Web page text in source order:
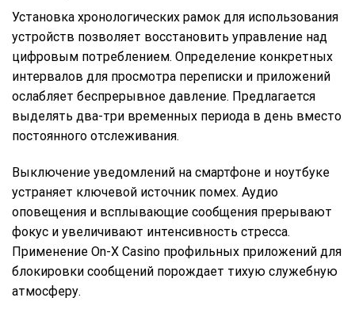
Установка хронологических рамок для использования
устройств позволяет восстановить управление над
цифровым потреблением. Определение конкретных
интервалов для просмотра переписки и приложений
ослабляет беспрерывное давление. Предлагается
выделять два-три временных периода в день вместо
постоянного отслеживания.
Выключение уведомлений на смартфоне и ноутбуке
устраняет ключевой источник помех. Аудио
оповещения и всплывающие сообщения прерывают
фокус и увеличивают интенсивность стресса.
Применение On-X Casino профильных приложений для
блокировки сообщений порождает тихую служебную
атмосферу.